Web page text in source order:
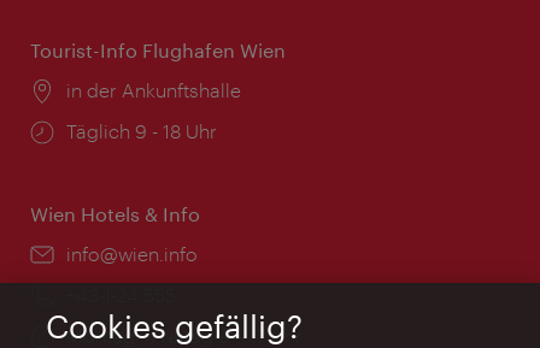
Tourist-Info Flughafen Wien
Ort:
in der Ankunftshalle
Öffnungszeiten:
Täglich 9 - 18 Uhr
Wien Hotels & Info
Email:
info@wien.info
Öffnungszeiten:
Montag - Freitag 9 – 17 Uhr
Cookies gefällig?